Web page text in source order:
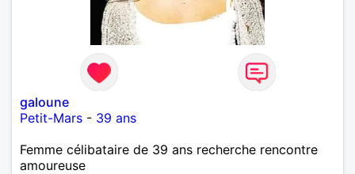
galoune
Petit-Mars - 39 ans
Femme célibataire de 39 ans recherche rencontre
amoureuse